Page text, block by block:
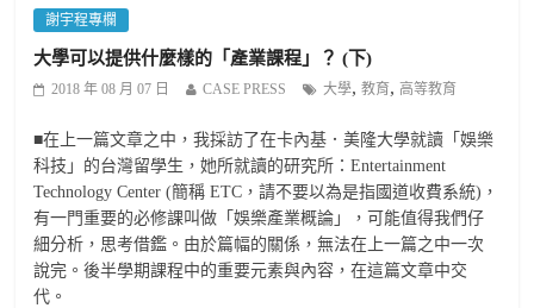
謝宇程專欄
大學可以提供什麼樣的「產業課程」？ (下)
2018 年 08 月 07 日 CASE PRESS 大學,教育,高等教育
■在上一篇文章之中，我採訪了在卡內基．美隆大學就讀「娛樂
科技」的台灣留學生，她所就讀的研究所：Entertainment
Technology Center (簡稱 ETC，請不要以為是指國道收費系統)，
有一門重要的必修課叫做「娛樂產業概論」，可能值得我們仔
細分析，思考借鑑。由於篇幅的關係，無法在上一篇之中一次
說完。後半學期課程中的重要元素與內容，在這篇文章中交
代。